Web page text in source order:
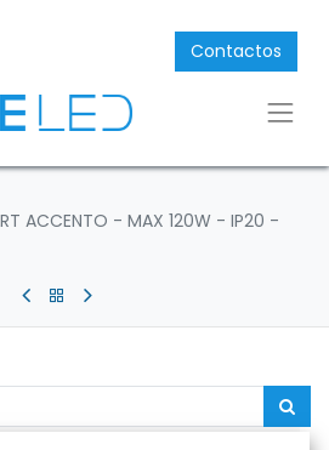
Contactos
ACCENTO - MAX 120W - IP20 -